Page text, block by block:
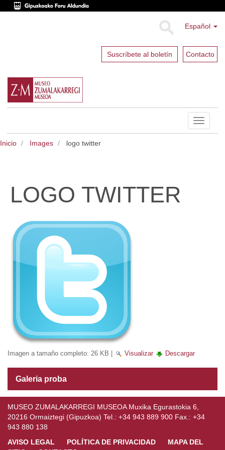
Español
Suscríbete al boletín Contacto
Toggle
Inicio Images logo twitter
LOGO TWITTER
Imagen a tamaño completo: 26 KB Visualizar Descargar
Galeria proba
MUSEO ZUMALAKARREGI MUSEOA Muxika Egurastokia 6,
20216 Ormaiztegi (Gipuzkoa) Tel.: +34 943 889 900 Fax.: +34
943 880 138
AVISO LEGAL
POLÍTICA DE PRIVACIDAD
MAPA DEL